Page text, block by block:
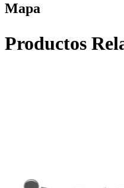
Mapa
Productos